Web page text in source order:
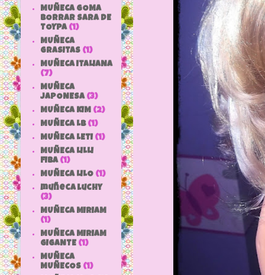
MUÑECA GOMA
BORRAR SARA DE
TOYPA (1)
MUÑECA
GRASITAS (1)
MUÑECA ITALIANA
(7)
MUÑECA
JAPONESA (3)
MUÑECA KIM (2)
MUÑECA LB (1)
MUÑECA LETI (1)
MUÑECA LILLI
FIBA (1)
MUÑECA LILO (1)
muñeca luchy
(3)
MUÑECA MIRIAM
(1)
MUÑECA MIRIAM
GIGANTE (1)
MUÑECA
MUÑECOS (1)